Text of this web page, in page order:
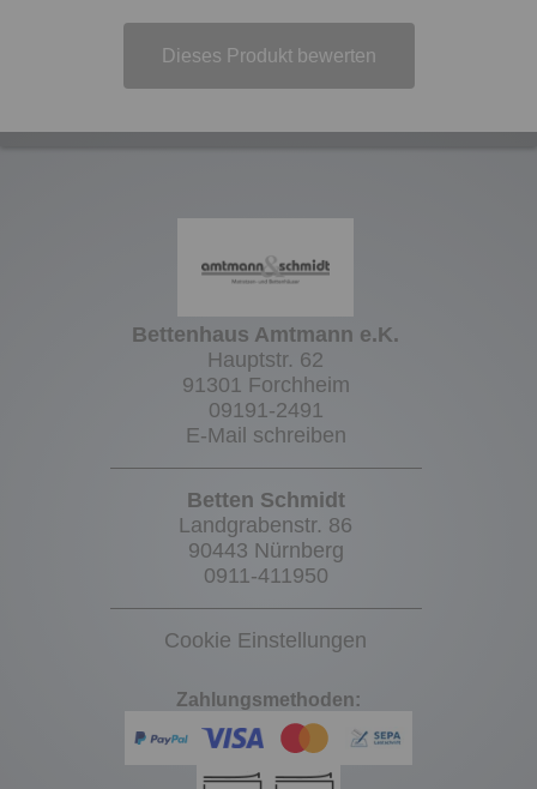
Dieses Produkt bewerten
Bettenhaus Amtmann e.K.
Hauptstr. 62
91301 Forchheim
09191-2491
E-Mail schreiben
Betten Schmidt
Landgrabenstr. 86
90443 Nürnberg
0911-411950
Cookie Einstellungen
Zahlungsmethoden: